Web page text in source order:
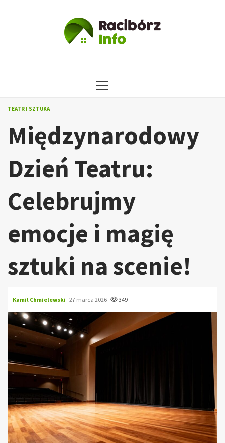
MENU
TEATR I SZTUKA
Międzynarodowy
Dzień Teatru:
Celebrujmy
emocje i magię
sztuki na scenie!
Kamil Chmielewski 27 marca 2026 349